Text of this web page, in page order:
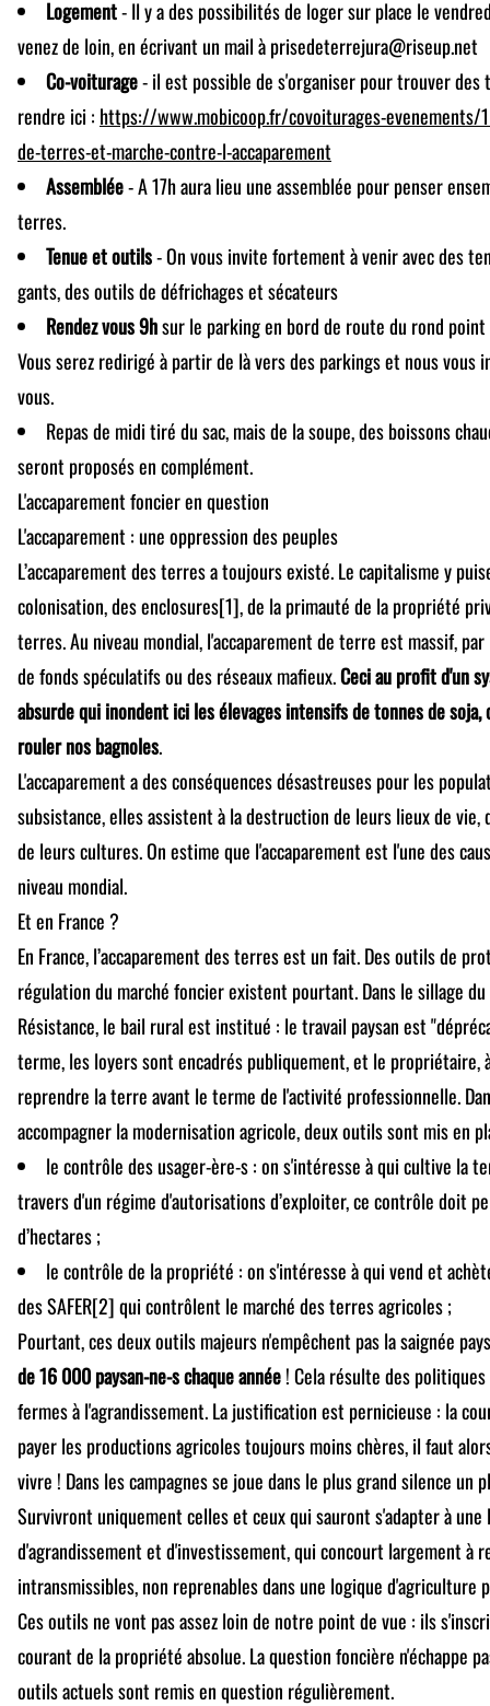
Logement- Il y a des possibilités de loger sur place le
venez de loin, en écrivant un mail à prisedeterrejura@riseup.net
Co-voiturage- il est possible de s'organiser pour trouver
rendre ici : https://www.mobicoop.fr/covoiturages-
de-terres-et-marche-contre-l-accaparement
Assemblée- A 17h aura lieu une assemblée pour penser
terres.
Tenue et outils- On vous invite fortement à venir avec des
gants, des outils de défrichages et sécateurs
Rendez vous 9hsur le parking en bord de route du rond
Vous serez redirigé à partir de là vers des parkings et nous vous
vous.
Repas de midi tiré du sac, mais de la soupe, des boissons
seront proposés en complément.
L'accaparement foncier en question
L'accaparement : une oppression des peuples
L’accaparement des terres a toujours existé. Le capitalisme y
colonisation, des enclosures[1], de la primauté de la propriété
terres. Au niveau mondial, l'accaparement de terre est massif,
de fonds spéculatifs ou des réseaux mafieux.Ceci au profit d'un
absurde qui inondent ici les élevages intensifs de tonnes de
rouler nos bagnoles.
L'accaparement a des conséquences désastreuses pour les
subsistance, elles assistent à la destruction de leurs lieux de vie,
de leurs cultures. On estime que l'accaparement est l'une des
niveau mondial.
Et en France ?
En France, l’accaparement des terres est un fait. Des outils de
régulation du marché foncier existent pourtant. Dans le sillage
Résistance, le bail rural est institué : le travail paysan est
terme, les loyers sont encadrés publiquement, et le propriétaire,
reprendre la terre avant le terme de l'activité professionnelle.
accompagner la modernisation agricole, deux outils sont mis en
le contrôle des usager-ère-s : on s'intéresse à qui cultive la
travers d'un régime d'autorisations d’exploiter, ce contrôle doit
d’hectares ;
le contrôle de la propriété : on s'intéresse à qui vend et
des SAFER[2] qui contrôlent le marché des terres agricoles ;
Pourtant, ces deux outils majeurs n'empêchent pas la saignée
de 16 000 paysan-ne-s chaque année! Cela résulte des
fermes à l'agrandissement. La justification est pernicieuse : la
payer les productions agricoles toujours moins chères, il faut
vivre ! Dans les campagnes se joue dans le plus grand silence un
Survivront uniquement celles et ceux qui sauront s'adapter à une
d'agrandissement et d'investissement, qui concourt largement à
intransmissibles, non reprenables dans une logique d'agriculture
Ces outils ne vont pas assez loin de notre point de vue : ils
courant de la propriété absolue. La question foncière n'échappe
outils actuels sont remis en question régulièrement.